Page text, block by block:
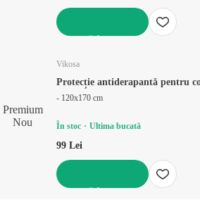
Premium
Nou
Vikosa
Protecție antiderapantă pentru
- 120x170 cm
În stoc Ultima bucată
99 Lei